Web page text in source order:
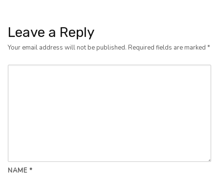
Leave a Reply
Your email address will not be published. Required fields are marked *
NAME *